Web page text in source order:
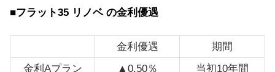
■フラット35 リノベ の金利優遇
金利優遇
期間
金利Aプラン
▲0.50％ 当初10年間